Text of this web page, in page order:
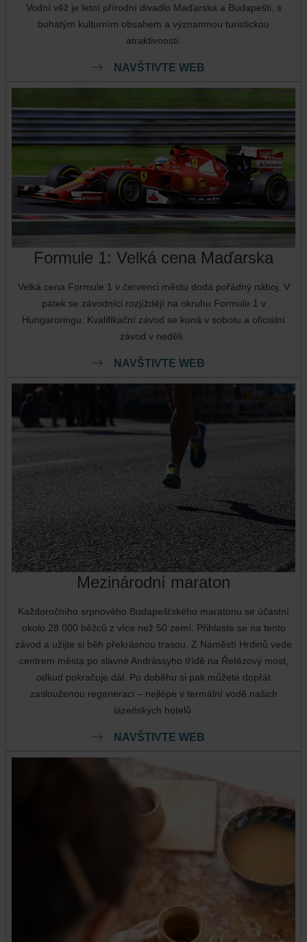
Vodní věž je letní přírodní divadlo Maďarska a Budapešti, s
bohatým kulturním obsahem a významnou turistickou
atraktivností.
NAVŠTIVTE WEB
Formule 1: Velká cena Maďarska
Velká cena Formule 1 v červenci městu dodá pořádný náboj. V
pátek se závodníci rozjíždějí na okruhu Formule 1 v
Hungaroringu. Kvalifikační závod se koná v sobotu a oficiální
závod v neděli.
NAVŠTIVTE WEB
Mezinárodní maraton
Každoročního srpnového Budapešťského maratonu se účastní
okolo 28 000 běžců z více než 50 zemí. Přihlaste se na tento
závod a užijte si běh překrásnou trasou. Z Náměstí Hrdinů vede
centrem města po slavné Andràssyho třídě na Řetězový most,
odkud pokračuje dál. Po doběhu si pak můžete dopřát
zaslouženou regeneraci – nejlépe v termální vodě našich
lázeňských hotelů.
NAVŠTIVTE WEB